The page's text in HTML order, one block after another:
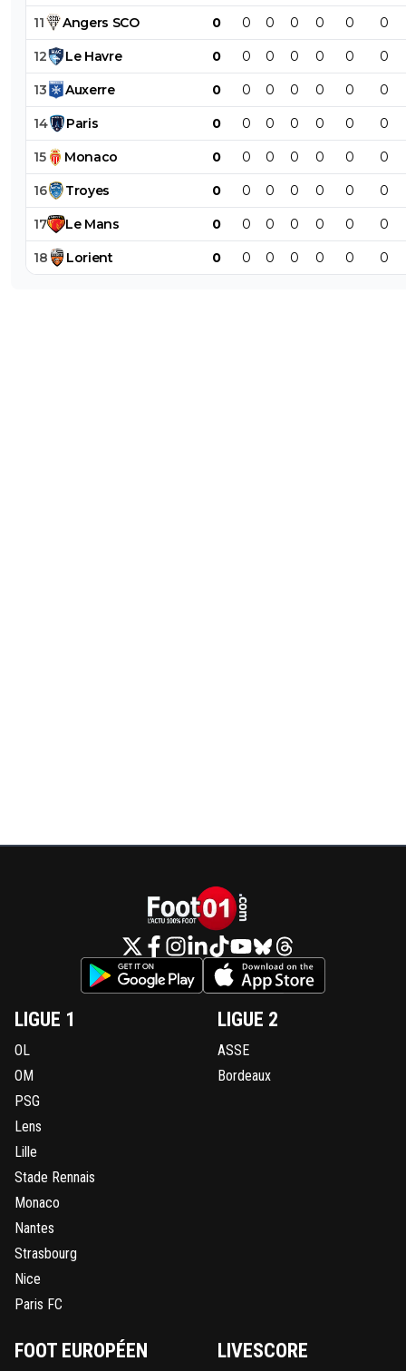
11 Angers SCO 0 0 0 0 0 0 0
12 Le Havre 0 0 0 0 0 0 0
13 Auxerre 0 0 0 0 0 0 0
14 Paris 0 0 0 0 0 0 0
15 Monaco 0 0 0 0 0 0 0
16 Troyes 0 0 0 0 0 0 0
17 Le Mans 0 0 0 0 0 0 0
18 Lorient 0 0 0 0 0 0 0
LIGUE 1
OL
OM
PSG
Lens
Lille
Stade Rennais
Monaco
Nantes
Strasbourg
Nice
Paris FC
LIGUE 2
ASSE
Bordeaux
FOOT EUROPÉEN LIVESCORE